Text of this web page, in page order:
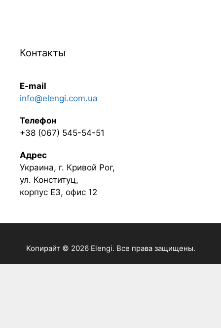
Контакты
E-mail
info@elengi.com.ua
Телефон
+38 (067) 545-54-51
Адрес
Украина, г. Кривой Рог,
ул. Конституц,
корпус Е3, офис 12
Копирайт © 2026 Elengi. Все права защищены.